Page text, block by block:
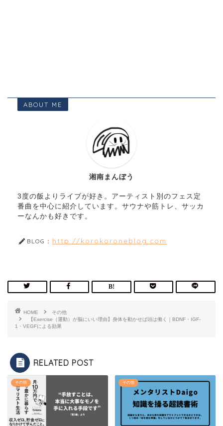
ABOUT ME
湘南まんぼう
3度の飯よりライブが好き。アーティスト別のフェス定
番曲を中心に紹介しています。サウナや筋トレ、サッカ
ーなんかも好きです。
BLOG： http://korokoroneblog.com
HOME
その他
【Exercise（運動）が脳にいい理由】身体を動かせば頭は働く｜BDNF・IGF-
1・VEGFによる効果
RELATED POST
その他 その他